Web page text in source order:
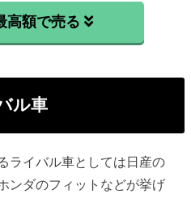
高額で売る
ル車
ライバル車としては日産の
ンダのフィットなどが挙げ